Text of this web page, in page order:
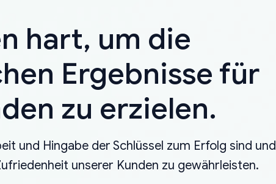
hart, um die
Ergebnisse für
zu erzielen.
und Hingabe der Schlüssel zum Erfolg sind und
unserer Kunden zu gewährleisten.